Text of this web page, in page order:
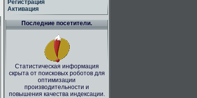
Регистрация
Активация
Последние посетители.
Статистическая информация
скрыта от поисковых роботов для
оптимизации
производительности и
повышения качества индексации.